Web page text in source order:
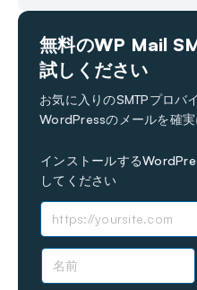
まだお困りですか？
最終更新日: 2024年9月30
無料のWP Mail
試しください
お気に入りのSMTPプロバ
WordPressのメールを確実
インストールする
してください
前